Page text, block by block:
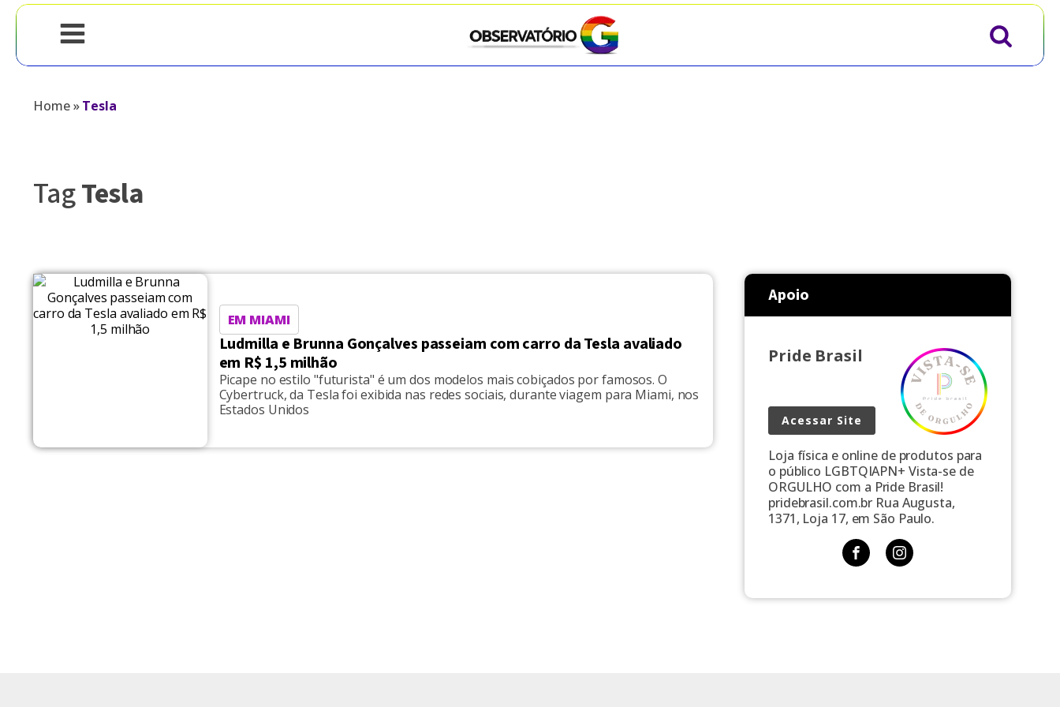
Home»Tesla
TagTesla
EM MIAMI
Ludmilla e Brunna Gonçalves passeiam com carro da Tesla avaliado
em R$ 1,5 milhão
Picape no estilo "futurista" é um dos modelos mais cobiçados por famosos. O
Cybertruck, da Tesla foi exibida nas redes sociais, durante viagem para Miami, nos
Estados Unidos
Apoio
Pride Brasil
Acessar Site
Loja física e online de produtos para
o público LGBTQIAPN+ Vista-se de
ORGULHO com a Pride Brasil!
pridebrasil.com.br Rua Augusta,
1371, Loja 17, em São Paulo.